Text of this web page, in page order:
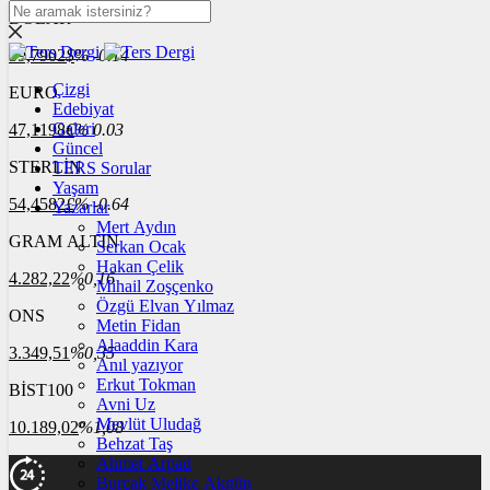
DOLAR
39,7902$% -0.14
EURO
47,1198€% 0.03
STERLİN
54,4582£% -0.64
GRAM ALTIN
4.282,22%0,16
ONS
3.349,51 %0,35
BİST100
10.189,02%1,08
Çizgi
Edebiyat
Galeri
Güncel
TERS Sorular
Yaşam
Yazarlar
Mert Aydın
Serkan Ocak
Hakan Çelik
Mihail Zoşçenko
Özgü Elvan Yılmaz
Metin Fidan
Alaaddin Kara
Anıl yazıyor
Erkut Tokman
Avni Uz
Mevlüt Uludağ
Behzat Taş
Ahmet Arpad
Burçak Melike Akgün